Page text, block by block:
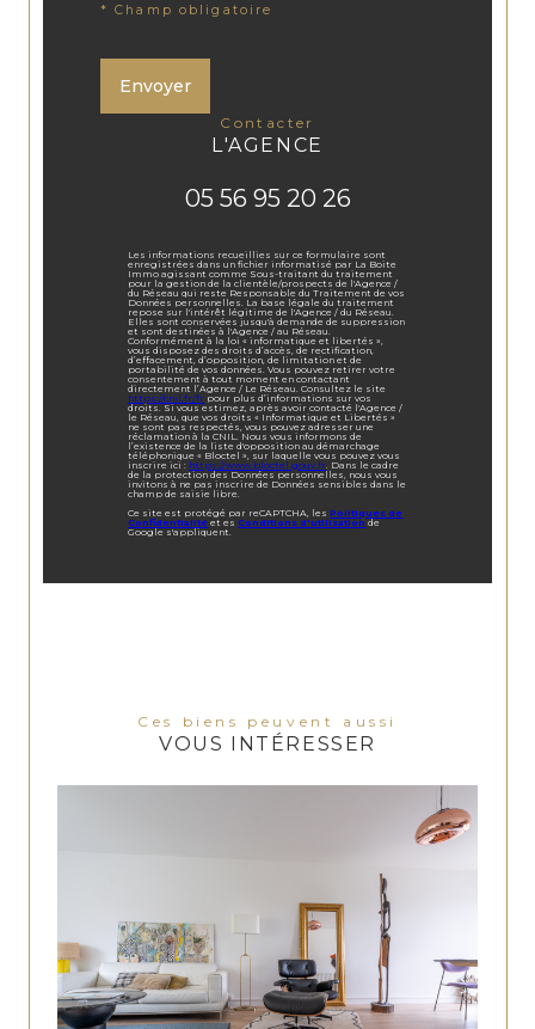
* Champ obligatoire
Envoyer
contacter
L'AGENCE
05 56 95 20 26
Les informations recueillies sur ce formulaire sont
enregistrées dans un fichier informatisé par La Boite
Immo agissant comme Sous-traitant du traitement
pour la gestion de la clientèle/prospects de l'Agence /
du Réseau qui reste Responsable du Traitement de vos
Données personnelles. La base légale du traitement
repose sur l'intérêt légitime de l'Agence / du Réseau.
Elles sont conservées jusqu'à demande de suppression
et sont destinées à l'Agence / au Réseau.
Conformément à la loi « informatique et libertés »,
vous disposez des droits d’accès, de rectification,
d’effacement, d’opposition, de limitation et de
portabilité de vos données. Vous pouvez retirer votre
consentement à tout moment en contactant
directement l’Agence / Le Réseau. Consultez le site
https://cnil.fr/fr pour plus d’informations sur vos
droits. Si vous estimez, après avoir contacté l'Agence /
le Réseau, que vos droits « Informatique et Libertés »
ne sont pas respectés, vous pouvez adresser une
réclamation à la CNIL. Nous vous informons de
l’existence de la liste d'opposition au démarchage
téléphonique « Bloctel », sur laquelle vous pouvez vous
inscrire ici : https://www.bloctel.gouv.fr . Dans le cadre
de la protection des Données personnelles, nous vous
invitons à ne pas inscrire de Données sensibles dans le
champ de saisie libre.
Ce site est protégé par reCAPTCHA, lesPolitiques de
Confidentialité et esConditions d'utilisationde
Google s'appliquent.
Ces biens peuvent aussi
VOUS INTÉRESSER